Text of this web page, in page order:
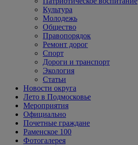
Культура
Молодежь
Общество
Правопорядок
Ремонт дорог
Спорт
Дороги и транспорт
Экология
Статьи
Новости округа
Лето в Подмосковье
Мероприятия
Официально
Почетные граждане
Раменское 100
Фотогалерея